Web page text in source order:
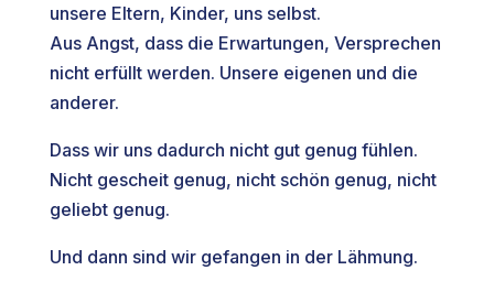
unsere Eltern, Kinder, uns selbst.
Aus Angst, dass die Erwartungen, Versprechen
nicht erfüllt werden. Unsere eigenen und die
anderer.
Dass wir uns dadurch nicht gut genug fühlen.
Nicht gescheit genug, nicht schön genug, nicht
geliebt genug.
Und dann sind wir gefangen in der Lähmung.